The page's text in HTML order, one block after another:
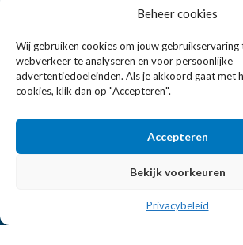
Beheer cookies
Wij gebruiken cookies om jouw
webverkeer te analyseren en voor persoonlijke
advertentiedoeleinden. Als je akkoord gaat met
cookies, klik dan op "Accepteren".
Accepteren
Bekijk voorkeuren
Privacybeleid
Betaalmethoden
Verzenden en retourneren
Algemene voorwaarden
APS Germany